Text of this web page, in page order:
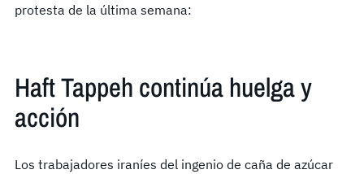
protesta de la última semana:
Haft Tappeh continúa huelga y
acción
Los trabajadores iraníes del ingenio de caña de azúcar